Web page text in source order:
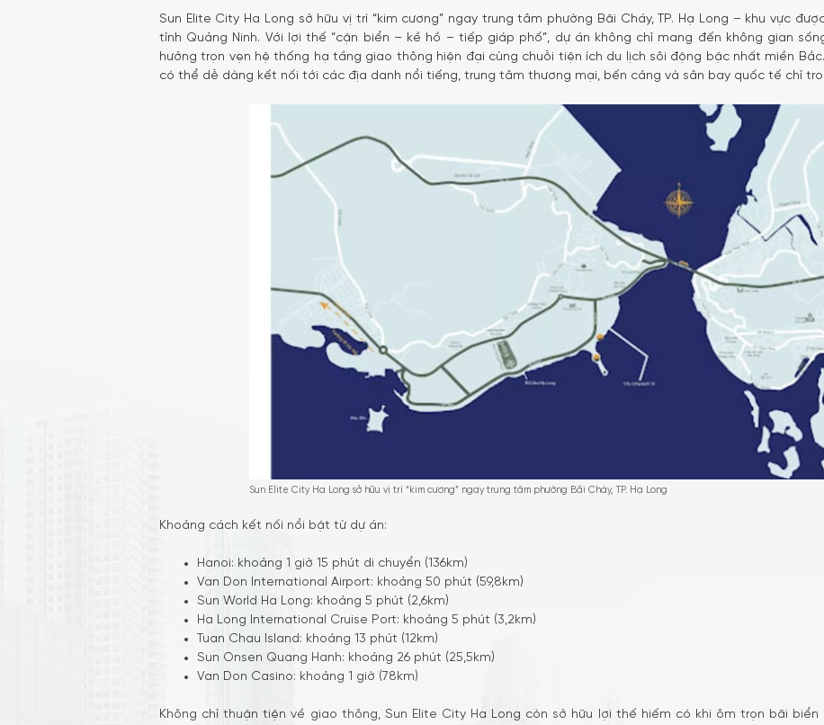
Sun Elite City Ha Long sở hữu vị trí “kim cương” ngay trung tâm phường Bãi Cháy, TP. Hạ Long – khu vực
tỉnh Quảng Ninh. Với lợi thế “cận biển – kề hồ – tiếp giáp phố”, dự án không chỉ mang đến không gian
hưởng trọn vẹn hệ thống hạ tầng giao thông hiện đại cùng chuỗi tiện ích du lịch sôi động bậc nhất miền
có thể dễ dàng kết nối tới các địa danh nổi tiếng, trung tâm thương mại, bến cảng và sân bay quốc tế chỉ
Sun Elite City Ha Long sở hữu vị trí “kim cương” ngay trung tâm phường Bãi Cháy, TP. Hạ Long
Khoảng cách kết nối nổi bật từ dự án:
Hanoi: khoảng 1 giờ 15 phút di chuyển (136km)
Van Don International Airport: khoảng 50 phút (59,8km)
Sun World Ha Long: khoảng 5 phút (2,6km)
Ha Long International Cruise Port: khoảng 5 phút (3,2km)
Tuan Chau Island: khoảng 13 phút (12km)
Sun Onsen Quang Hanh: khoảng 26 phút (25,5km)
Van Don Casino: khoảng 1 giờ (78km)
Không chỉ thuận tiện về giao thông, Sun Elite City Ha Long còn sở hữu lợi thế hiếm có khi ôm trọn bãi